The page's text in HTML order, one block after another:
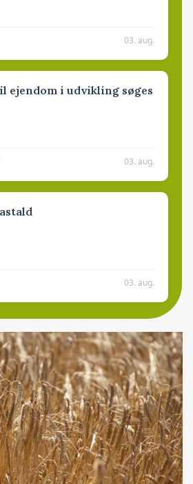
03. aug.
ejendom i udvikling søges
03. aug.
03. aug.